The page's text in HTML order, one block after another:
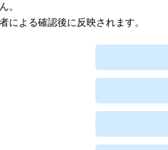
。
による確認後に反映されます。